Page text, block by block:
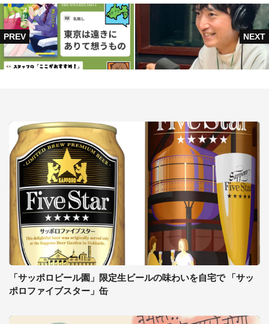
「サッポロビール園」限定生ビールの味わいを自宅で 「サッ
ポロファイブスター」缶